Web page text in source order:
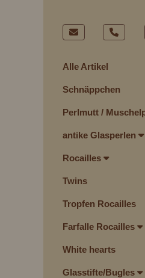
Alle Artikel
Schnäppchen
Perlmutt /
antike Glasperlen
Rocailles
Twins
Tropfen Rocailles
Farfalle Rocailles
White hearts
Glasstifte/Bugles